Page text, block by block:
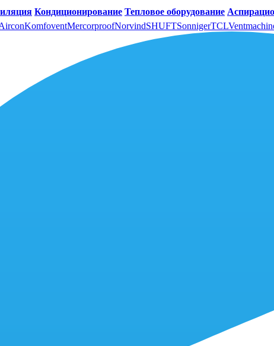
Кондиционирование Тепловое оборудование
KomfoventMercorproofNorvindSHUFTSonnigerTCL